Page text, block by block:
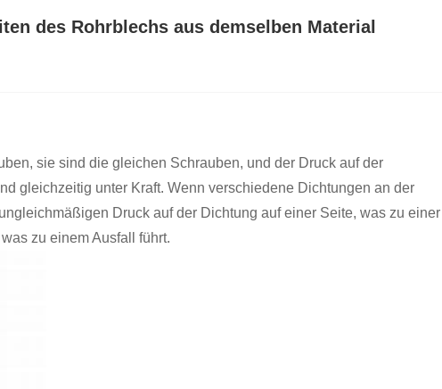
des Rohrblechs aus demselben Material
sie sind die gleichen Schrauben, und der Druck auf der
gleichzeitig unter Kraft. Wenn verschiedene Dichtungen an der
Druck auf der Dichtung auf einer Seite, was zu einer
zu einem Ausfall führt.